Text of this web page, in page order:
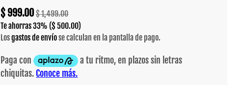
$ 999.00$ 1,499.00
Te ahorras33% ($ 500.00)
Losgastos de envíose calculan en la pantalla de pago.